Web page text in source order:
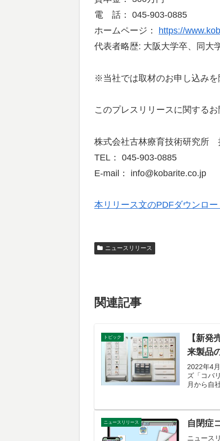
電 話： 045-903-0885
ホームページ： https://
代表者略歴: 大阪大学卒、同大
※当社では取材のお申し込み
このプレスリリースに関する
株式会社古林療育技術研究所
TEL： 045-903-0885
E-mail： info@kobarite.co.jp
本リリース文のPDFダウンロ
ニュースリリース
関連記事
トピック
【新
来製品
2022年4
ズ「コバ
月から自
ニュースリリース 自閉症
ニュース